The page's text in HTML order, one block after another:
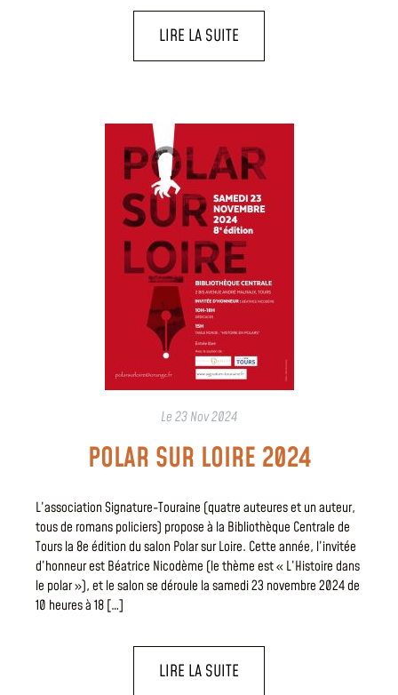
LIRE LA SUITE
Le23 Nov 2024
POLAR SUR LOIRE 2024
L’association Signature-Touraine (quatre auteures et un auteur,
tous de romans policiers) propose à la Bibliothèque Centrale de
Tours la 8e édition du salon Polar sur Loire. Cette année, l’invitée
d’honneur est Béatrice Nicodème (le thème est « L’Histoire dans
le polar »), et le salon se déroule la samedi 23 novembre 2024 de
10 heures à 18 […]
LIRE LA SUITE